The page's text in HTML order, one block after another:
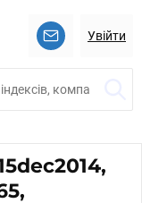
Увійти